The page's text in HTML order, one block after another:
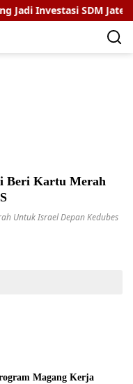
Investasi SDM Jateng
Beri Kartu Merah
Untuk Israel Depan Kedubes
Magang Kerja